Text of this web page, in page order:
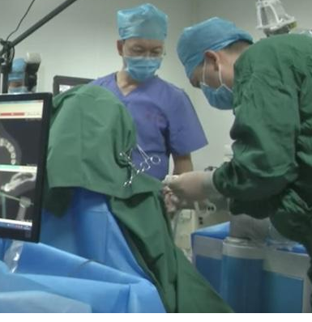
Comment oublier les
écrans en vacances ?
Toujours connectés :
comment le travail
empiète de plus en plus
sur nos soirées
Cancer colorectal : une
stratégie simple aurait
changé la donne au Pays
basque